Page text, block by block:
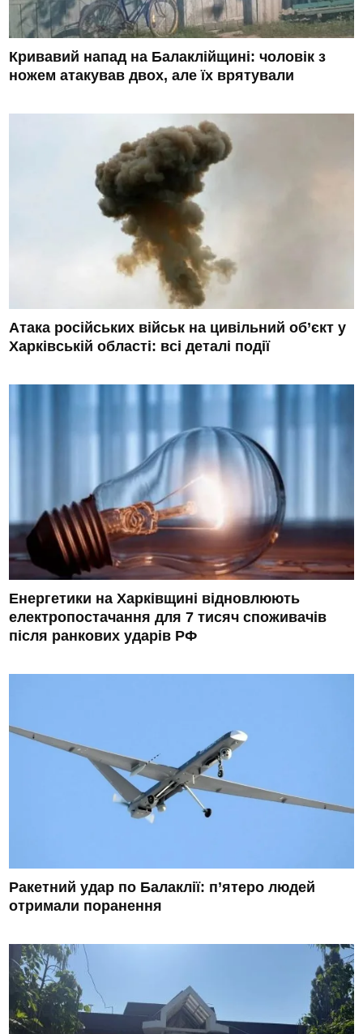
Кривавий напад на Балаклійщині: чоловік з
ножем атакував двох, але їх врятували
Атака російських військ на цивільний об’єкт у
Харківській області: всі деталі події
Енергетики на Харківщині відновлюють
електропостачання для 7 тисяч споживачів
після ранкових ударів РФ
Ракетний удар по Балаклії: п’ятеро людей
отримали поранення